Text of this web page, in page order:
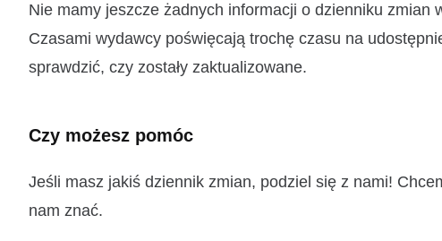
Nie mamy jeszcze żadnych informacji o dzienniku
Czasami wydawcy poświęcają trochę czasu na
sprawdzić, czy zostały zaktualizowane.
Czy możesz pomóc
Jeśli masz jakiś dziennik zmian, podziel się z nami!
nam znać.